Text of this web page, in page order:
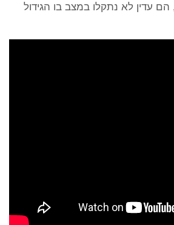
עדין לא נתקלו במצב בו הגידול